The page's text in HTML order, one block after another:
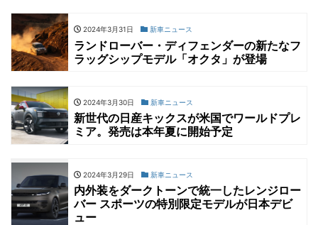
2024年3月31日 新車ニュース
ランドローバー・ディフェンダーの新たなフ
ラッグシップモデル「オクタ」が登場
2024年3月30日 新車ニュース
新世代の日産キックスが米国でワールドプレ
ミア。発売は本年夏に開始予定
2024年3月29日 新車ニュース
内外装をダークトーンで統一したレンジロー
バー スポーツの特別限定モデルが日本デビ
ュー